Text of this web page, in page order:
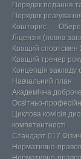
Порядок подання
Порядок
Кошторис
Ліцензія (повна
Кращий спортсмен
Кращий тренер
Концепція закладу
Навчальний план
Академічна
Освітньо-
Циклова комісія
компетентності
Стандарт 017
Нормативно-